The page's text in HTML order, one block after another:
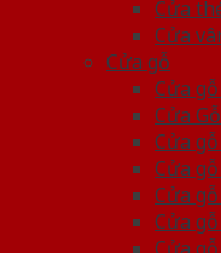
Cửa
Cửa
Cửa gỗ
Cửa
Cửa
Cửa gỗ
Cửa
Cửa
Cửa gỗ